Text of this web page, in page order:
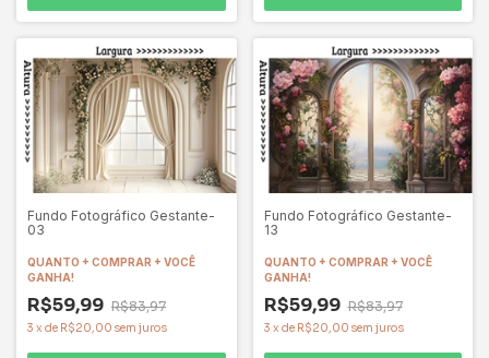
Fundo Fotográfico Gestante-
03
QUANTO + COMPRAR + VOCÊ
GANHA!
R$59,99 R$83,97
3 x de R$20,00 sem juros
Fundo Fotográfico Gestante-
13
QUANTO + COMPRAR + VOCÊ
GANHA!
R$59,99 R$83,97
3 x de R$20,00 sem juros